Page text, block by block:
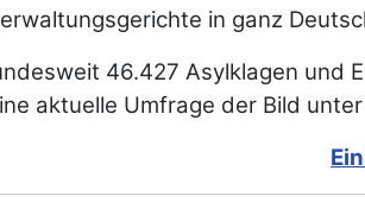
in ganz
46.427 Asylklagen und
aktuelle Umfrage der Bild